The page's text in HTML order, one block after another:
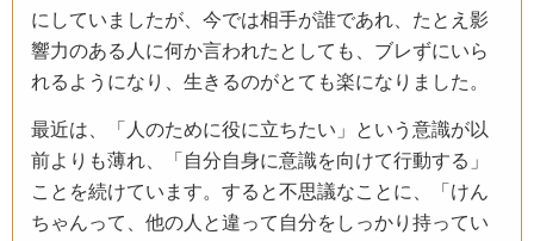
にしていましたが、今では相手が誰であれ、たとえ影
響力のある人に何か言われたとしても、ブレずにいら
れるようになり、生きるのがとても楽になりました。
最近は、「人のために役に立ちたい」という意識が以
前よりも薄れ、「自分自身に意識を向けて行動する」
ことを続けています。すると不思議なことに、「けん
ちゃんって、他の人と違って自分をしっかり持ってい